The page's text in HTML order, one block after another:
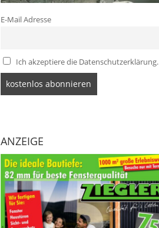
E-Mail Adresse
Ich akzeptiere die Datenschutzerklärung.
ANZEIGE